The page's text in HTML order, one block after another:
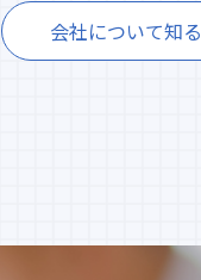
会社について知る